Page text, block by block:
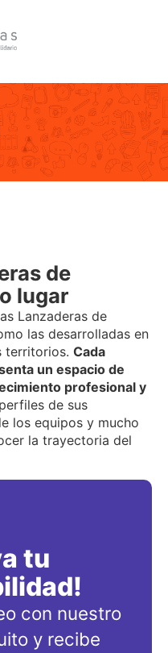
de
lugar
Lanzaderas de
las desarrolladas en
territorios. Cada
un espacio de
profesional y
de sus
los equipos y mucho
la trayectoria del
tu
con nuestro
y recibe